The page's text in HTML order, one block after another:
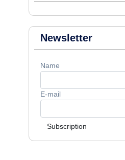
Newsletter
Name
E-mail
Subscription